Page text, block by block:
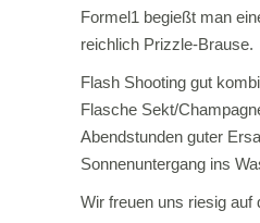
Formel1 begießt man
reichlich Prizzle-Brause.
Flash Shooting gut
Flasche Sekt/
Abendstunden guter
Sonnenuntergang ins
Wir freuen uns riesig auf